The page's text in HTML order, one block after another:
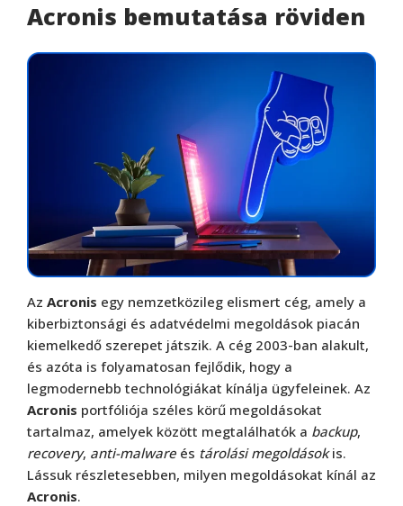
Acronis bemutatása röviden
Az Acronis egy nemzetközileg elismert cég, amely a
kiberbiztonsági és adatvédelmi megoldások piacán
kiemelkedő szerepet játszik. A cég 2003-ban alakult,
és azóta is folyamatosan fejlődik, hogy a
legmodernebb technológiákat kínálja ügyfeleinek. Az
Acronis portfóliója széles körű megoldásokat
tartalmaz, amelyek között megtalálhatók a backup,
recovery, anti-malware és tárolási megoldásokis.
Lássuk részletesebben, milyen megoldásokat kínál az
Acronis.